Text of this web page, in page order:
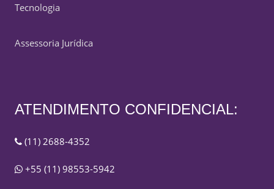
Tecnologia
Assessoria Jurídica
ATENDIMENTO CONFIDENCIAL:
(11) 2688-4352
+55 (11) 98553-5942